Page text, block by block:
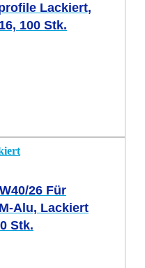
Lackiert,
100 Stk.
26 Für
Alu, Lackiert
Stk.